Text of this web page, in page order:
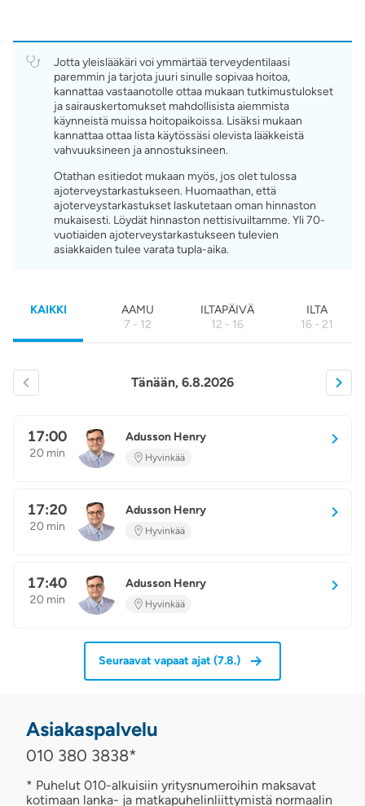
Jotta yleislääkäri voi ymmärtää terveydentilaasi
paremmin ja tarjota juuri sinulle sopivaa hoitoa,
kannattaa vastaanotolle ottaa mukaan tutkimustulokset
ja sairauskertomukset mahdollisista aiemmista
käynneistä muissa hoitopaikoissa. Lisäksi mukaan
kannattaa ottaa lista käytössäsi olevista lääkkeistä
vahvuuksineen ja annostuksineen.
Otathan esitiedot mukaan myös, jos olet tulossa
ajoterveystarkastukseen. Huomaathan, että
ajoterveystarkastukset laskutetaan oman hinnaston
mukaisesti. Löydät hinnaston nettisivuiltamme. Yli 70-
vuotiaiden ajoterveystarkastukseen tulevien
asiakkaiden tulee varata tupla-aika.
KAIKKI
AAMU
7 - 12
ILTAPÄIVÄ
12 - 16
ILTA
16 - 21
Tänään, 6.8.2026
17:00
20 min AH
Adusson Henry
Hyvinkää
17:20
20 min AH
Adusson Henry
Hyvinkää
17:40
20 min AH
Adusson Henry
Hyvinkää
Seuraavat vapaat ajat (7.8.)
Asiakaspalvelu
010 380 3838*
* Puhelut 010-alkuisiin yritysnumeroihin maksavat
kotimaan lanka- ja matkapuhelinliittymistä normaalin